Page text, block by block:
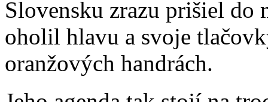
Slovensku zrazu prišiel do
oholil hlavu a svoje
oranžových handrách.